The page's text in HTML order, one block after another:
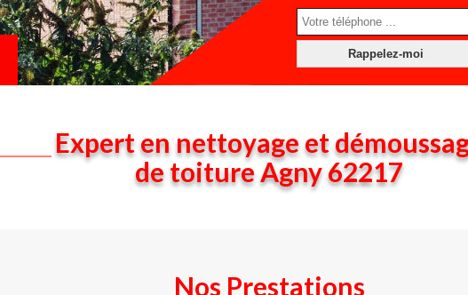
Expert en nettoyage et
de toiture Agny 62217
Nos Prestations